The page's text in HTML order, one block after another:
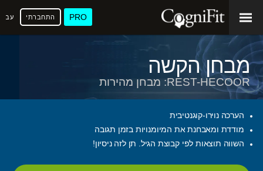
PRO התחברתי
מבחן הקשה
REST-HECOOR: מבחן מהירות
הערכה נוירו-קוגנטיבית
מודדת ומאבחנת את המיומנויות בזמן תגובה
השווה תוצאות לפי קבוצת הגיל. תן לזה ניסיון!